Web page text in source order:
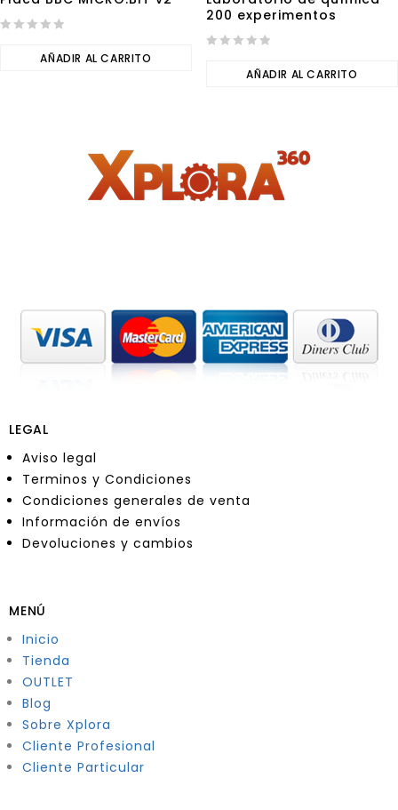
AÑADIR AL CARRITO
200 experimentos
AÑADIR AL CARRITO
LEGAL
Aviso legal
Terminos y Condiciones
Condiciones generales de venta
Información de envíos
Devoluciones y cambios
MENÚ
Inicio
Tienda
OUTLET
Blog
Sobre Xplora
Cliente Profesional
Cliente Particular